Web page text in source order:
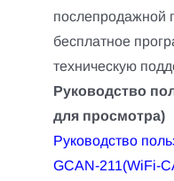
послепродажной
бесплатное
техническую
Руководство
для просмотра)
Руководство
GCAN-211(WiFi-